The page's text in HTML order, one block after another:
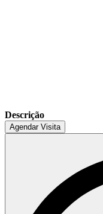
Descrição
Agendar Visita